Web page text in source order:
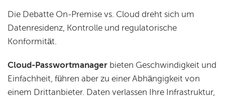
Die Debatte On-Premise vs. Cloud dreht sich um
Datenresidenz, Kontrolle und regulatorische
Konformität.
Cloud-Passwortmanager bieten Geschwindigkeit und
Einfachheit, führen aber zu einer Abhängigkeit von
einem Drittanbieter. Daten verlassen Ihre Infrastruktur,